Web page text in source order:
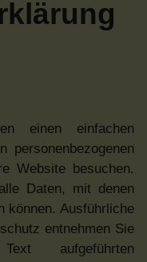
einen einfachen
personenbezogenen
Website besuchen.
Daten, mit denen
können. Ausführliche
entnehmen Sie
aufgeführten